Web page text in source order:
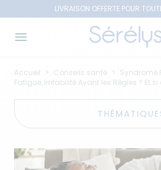
LIVRAISON OFFERTE POUR
Accueil Conseils santé
Syndrome
Fatigue, Irritabilité Avant les Règles ? Et si